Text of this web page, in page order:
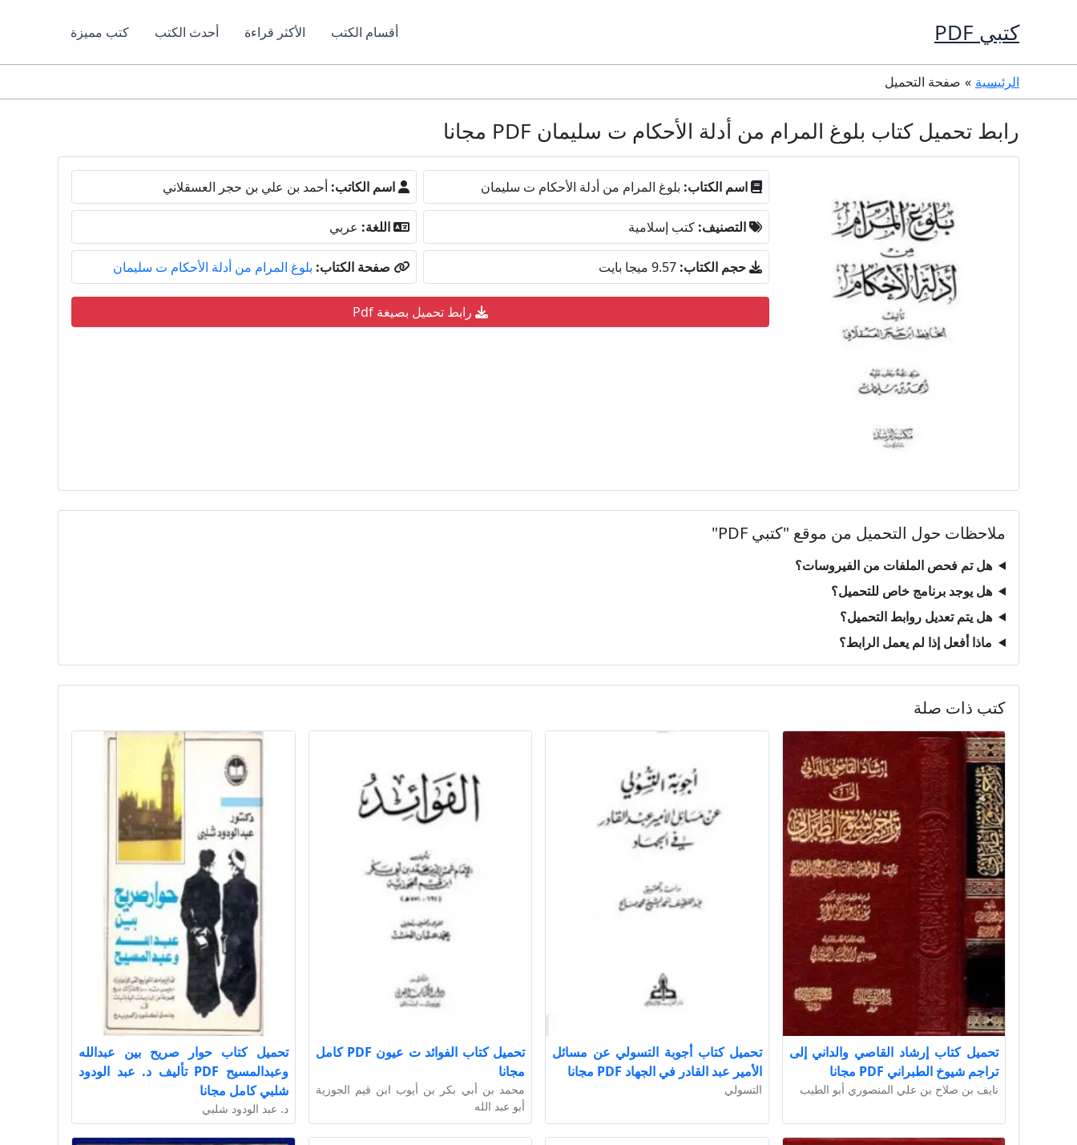
كتبي PDF أقسام الكتب الأكثر قراءة أحدث الكتب كتب مميزة
الرئيسية صفحة التحميل
رابط تحميل كتاب بلوغ المرام من أدلة الأحكام ت سليمان PDF مجانا
اسم الكتاب: بلوغ المرام من أدلة الأحكام ت سليمان اسم الكاتب: أحمد بن علي بن حجر العسقلاني
التصنيف: كتب إسلامية اللغة: عربي
حجم الكتاب: 9.57 ميجا بايت صفحة الكتاب: بلوغ المرام من أدلة الأحكام ت سليمان
رابط تحميل بصيغة Pdf
ملاحظات حول التحميل من موقع "كتبي PDF"
هل تم فحص الملفات من الفيروسات؟
هل يوجد برنامج خاص للتحميل؟
هل يتم تعديل روابط التحميل؟
ماذا أفعل إذا لم يعمل الرابط؟
كتب ذات صلة
تحميل كتاب إرشاد القاصي والداني إلى
تراجم شيوخ الطبراني PDF مجانا
نايف بن صلاح بن علي المنصوري أبو الطيب
تحميل كتاب أجوبة التسولي عن مسائل
الأمير عبد القادر في الجهاد PDF مجانا
التسولي
تحميل كتاب الفوائد ت عيون PDF كامل
مجانا
محمد بن أبي بكر بن أيوب ابن قيم الجوزية
أبو عبد الله
تحميل كتاب حوار صريح بين عبدالله
وعبدالمسيح PDF تأليف د. عبد الودود
شلبي كامل مجانا
د. عبد الودود شلبي